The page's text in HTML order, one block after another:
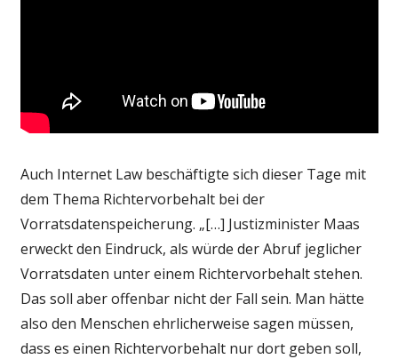
Auch Internet Law beschäftigte sich dieser Tage mit
dem Thema Richtervorbehalt bei der
Vorratsdatenspeicherung. „[…] Justizminister Maas
erweckt den Eindruck, als würde der Abruf jeglicher
Vorratsdaten unter einem Richtervorbehalt stehen.
Das soll aber offenbar nicht der Fall sein. Man hätte
also den Menschen ehrlicherweise sagen müssen,
dass es einen Richtervorbehalt nur dort geben soll,